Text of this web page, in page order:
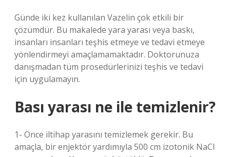
Günde iki kez kullanılan Vazelin çok etkili bir
çözümdür. Bu makalede yara yarası veya baskı,
insanları insanları teşhis etmeye ve tedavi etmeye
yönlendirmeyi amaçlamamaktadır. Doktorunuza
danışmadan tüm prosedürlerinizi teşhis ve tedavi
için uygulamayın.
Bası yarası ne ile temizlenir?
1- Önce iltihap yarasını temizlemek gerekir. Bu
amaçla, bir enjektör yardımıyla 500 cm izotonik NaCl